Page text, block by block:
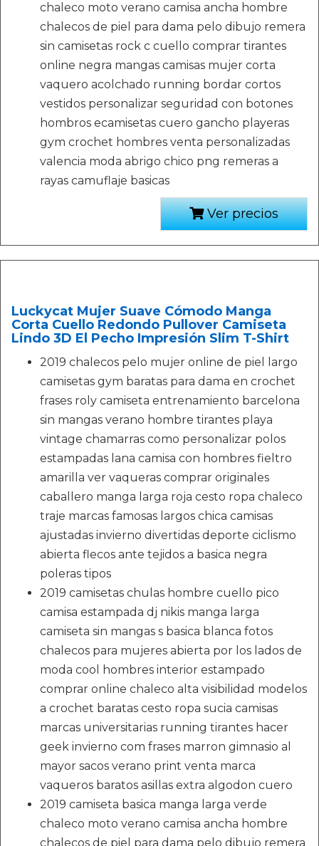
chaleco moto verano camisa ancha hombre
chalecos de piel para dama pelo dibujo remera
sin camisetas rock c cuello comprar tirantes
online negra mangas camisas mujer corta
vaquero acolchado running bordar cortos
vestidos personalizar seguridad con botones
hombros ecamisetas cuero gancho playeras
gym crochet hombres venta personalizadas
valencia moda abrigo chico png remeras a
rayas camuflaje basicas
Ver precios
Luckycat Mujer Suave Cómodo Manga
Corta Cuello Redondo Pullover Camiseta
Lindo 3D El Pecho Impresión Slim T-Shirt
2019 chalecos pelo mujer online de piel largo
camisetas gym baratas para dama en crochet
frases roly camiseta entrenamiento barcelona
sin mangas verano hombre tirantes playa
vintage chamarras como personalizar polos
estampadas lana camisa con hombres fieltro
amarilla ver vaqueras comprar originales
caballero manga larga roja cesto ropa chaleco
traje marcas famosas largos chica camisas
ajustadas invierno divertidas deporte ciclismo
abierta flecos ante tejidos a basica negra
poleras tipos
2019 camisetas chulas hombre cuello pico
camisa estampada dj nikis manga larga
camiseta sin mangas s basica blanca fotos
chalecos para mujeres abierta por los lados de
moda cool hombres interior estampado
comprar online chaleco alta visibilidad modelos
a crochet baratas cesto ropa sucia camisas
marcas universitarias running tirantes hacer
geek invierno com frases marron gimnasio al
mayor sacos verano print venta marca
vaqueros baratos asillas extra algodon cuero
2019 camiseta basica manga larga verde
chaleco moto verano camisa ancha hombre
chalecos de piel para dama pelo dibujo remera